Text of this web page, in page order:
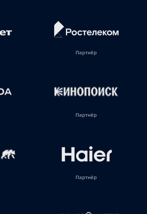
Партнёр
Партнёр
Партнёр